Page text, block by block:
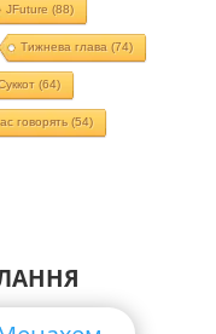
JFuture (88)
Тижнева глава (74)
(64)
говорять (54)